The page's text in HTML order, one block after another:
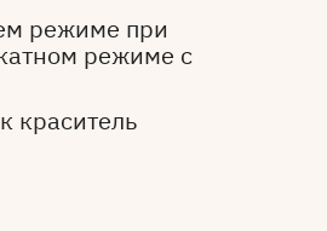
режиме при
режиме с
краситель